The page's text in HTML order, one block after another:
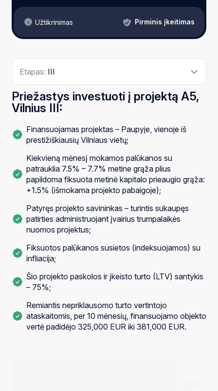
Etapas: III
Užtikrinimas Pirminis įkeitimas
Priežastys investuoti į projektą A5,
Vilnius III:
Finansuojamas projektas – Paupyje, vienoje iš
prestižiškiausių Vilniaus vietų;
Kiekvieną mėnesį mokamos palūkanos su
patrauklia 7.5% – 7.7% metine grąža plius
papildoma fiksuota metinė kapitalo prieaugio grąža:
+1.5% (išmokama projekto pabaigoje);
Patyręs projekto savininkas – turintis sukaupęs
patirties administruojant įvairius trumpalaikės
nuomos projektus;
Fiksuotos palūkanos susietos (indeksuojamos) su
infliacija;
Šio projekto paskolos ir įkeisto turto (LTV) santykis
– 75%;
Remiantis nepriklausomo turto vertintojo
ataskaitomis, per 10 mėnesių, finansuojamo objekto
vertė padidėjo 325,000 EUR iki 381,000 EUR.